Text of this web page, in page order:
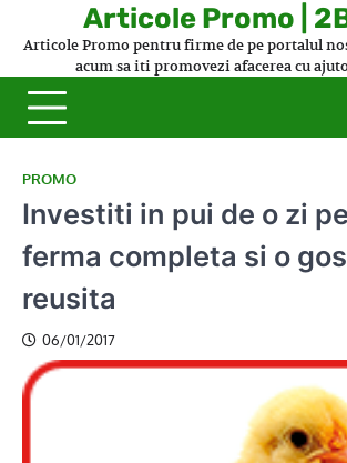
Articole Promo |
Articole Promo pentru firme de pe portalul
acum sa iti promovezi afacerea cu
PROMO
Investiti in pui de o zi
ferma completa si o
reusita
06/01/2017